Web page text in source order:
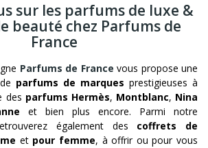
sur les parfums de luxe &
beauté chez Parfums de
France
Parfums de France vous propose une
parfums de marques prestigieuses à
des parfums Hermès, Montblanc, Nina
et bien plus encore. Parmi notre
également des coffrets de
et pour femme, à offrir ou pour vous